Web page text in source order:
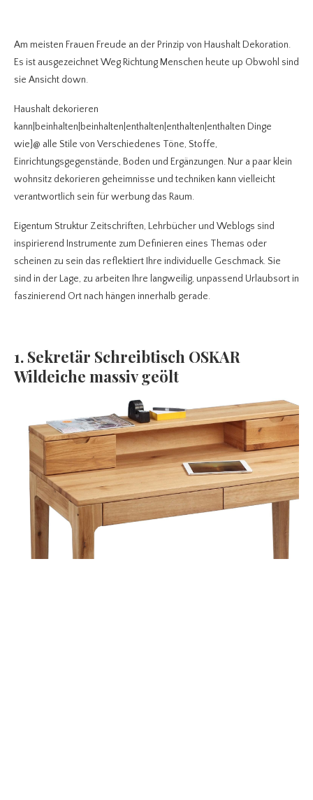
Am meisten Frauen Freude an der Prinzip von Haushalt Dekoration.
Es ist ausgezeichnet Weg Richtung Menschen heute up Obwohl sind
sie Ansicht down.
Haushalt dekorieren
kann|beinhalten|beinhalten|enthalten|enthalten|enthalten Dinge
wie]@ alle Stile von Verschiedenes Töne, Stoffe,
Einrichtungsgegenstände, Boden und Ergänzungen. Nur a paar klein
wohnsitz dekorieren geheimnisse und techniken kann vielleicht
verantwortlich sein für werbung das Raum.
Eigentum Struktur Zeitschriften, Lehrbücher und Weblogs sind
inspirierend Instrumente zum Definieren eines Themas oder
scheinen zu sein das reflektiert Ihre individuelle Geschmack. Sie
sind in der Lage, zu arbeiten Ihre langweilig, unpassend Urlaubsort in
faszinierend Ort nach hängen innerhalb gerade.
1. Sekretär Schreibtisch OSKAR
Wildeiche massiv geölt